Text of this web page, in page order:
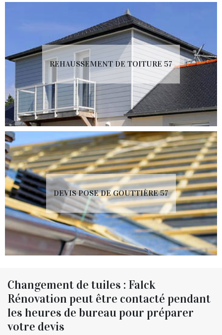
REHAUSSEMENT DE TOITURE 57
DEVIS POSE DE GOUTTIÈRE 57
Changement de tuiles : Falck
Rénovation peut être contacté pendant
les heures de bureau pour préparer
votre devis